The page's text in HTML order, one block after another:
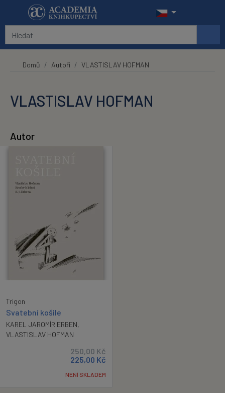
Přeskočit na hlavní obsah
Domů Autoři VLASTISLAV HOFMAN
VLASTISLAV HOFMAN
Autor
Trigon
Svatební košile
KAREL JAROMÍR ERBEN,
VLASTISLAV HOFMAN
250,00Kč
225,00 Kč
NENÍ SKLADEM